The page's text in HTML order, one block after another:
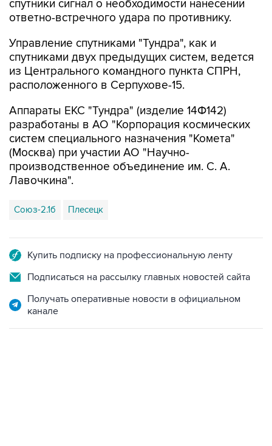
Управление спутниками "Тундра", как и
из Центрального командного пункта СПРН,
расположенного в Серпухове-15.
Аппараты ЕКС "Тундра" (изделие 14Ф142)
систем специального назначения "Комета"
(Москва) при участии АО "Научно-
производственное объединение им. С. А.
Лавочкина".
Союз-2.1б Плесецк
Подписаться на рассылку главных новостей сайта
Получать оперативные новости в официальном